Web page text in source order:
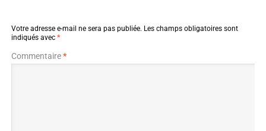
Votre adresse e-mail ne sera pas publiée. Les champs obligatoires sont
indiqués avec *
Commentaire*